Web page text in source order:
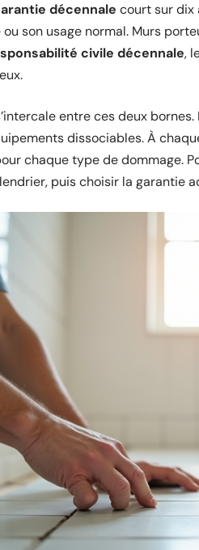
décennale court sur dix
son usage normal. Murs
civile décennale,
entre ces deux
dissociables. À
chaque type de dommage.
puis choisir la garantie